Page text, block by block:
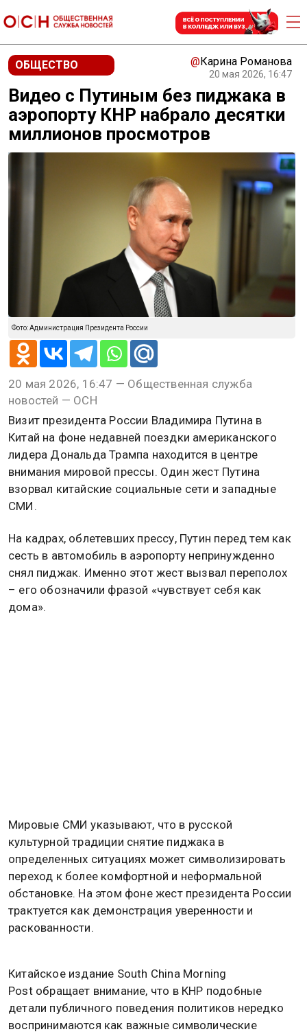
ОБЩЕСТВО @Карина Романова
20 мая 2026, 16:47
Видео с Путиным без пиджака в
аэропорту КНР набрало десятки
миллионов просмотров
Фото: Администрация Президента России
20 мая 2026, 16:47 — Общественная служба
новостей — ОСН
Визит президента России Владимира Путина в
Китай на фоне недавней поездки американского
лидера Дональда Трампа находится в центре
внимания мировой прессы. Один жест Путина
взорвал китайские социальные сети и западные
СМИ.
На кадрах, облетевших прессу, Путин перед тем как
сесть в автомобиль в аэропорту непринужденно
снял пиджак. Именно этот жест вызвал переполох
– его обозначили фразой «чувствует себя как
дома».
Мировые СМИ указывают, что в русской
культурной традиции снятие пиджака в
определенных ситуациях может символизировать
переход к более комфортной и неформальной
обстановке. На этом фоне жест президента России
трактуется как демонстрация уверенности и
раскованности.
Китайское издание South China Morning
Post обращает внимание, что в КНР подобные
детали публичного поведения политиков нередко
воспринимаются как важные символические